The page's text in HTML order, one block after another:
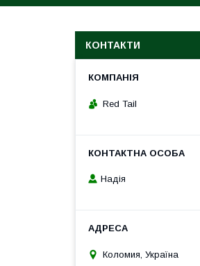
КОНТАКТИ
Red Tail
Надія
Коломия, Україна